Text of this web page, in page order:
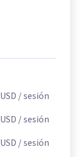
USD / sesión
USD / sesión
USD / sesión